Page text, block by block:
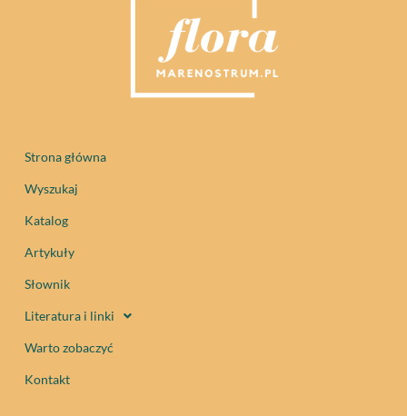
Strona główna
Wyszukaj
Katalog
Artykuły
Słownik
Literatura i linki
Warto zobaczyć
Kontakt